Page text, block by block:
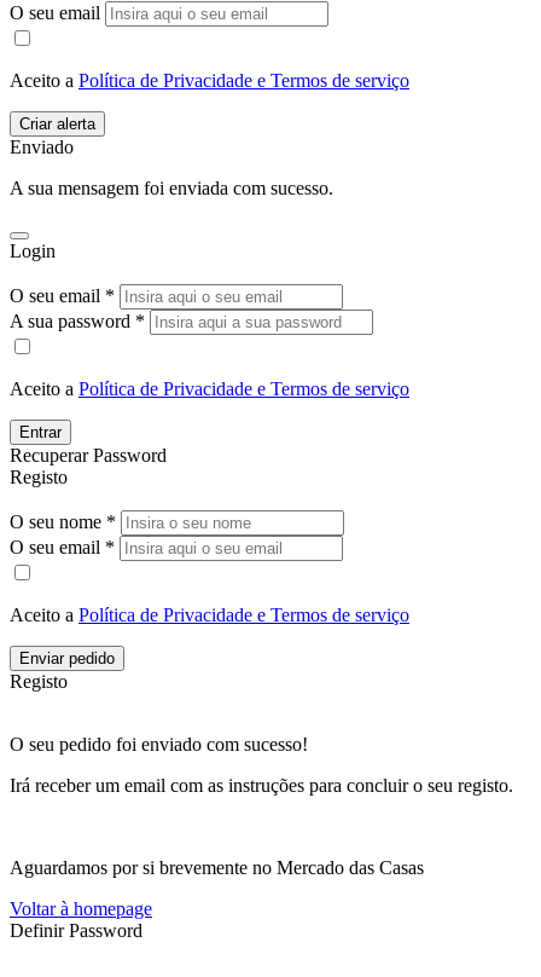
O seu email
Aceito a Política de Privacidade e Termos de serviço
Enviado
A sua mensagem foi enviada com sucesso.
Login
O seu email *
A sua password *
Aceito a Política de Privacidade e Termos de serviço
Entrar
Recuperar Password
Registo
O seu nome *
O seu email *
Aceito a Política de Privacidade e Termos de serviço
Enviar pedido
Registo
O seu pedido foi enviado com sucesso!
Irá receber um email com as instruções para concluir o seu registo.
Aguardamos por si brevemente no Mercado das Casas
Voltar à homepage
Definir Password